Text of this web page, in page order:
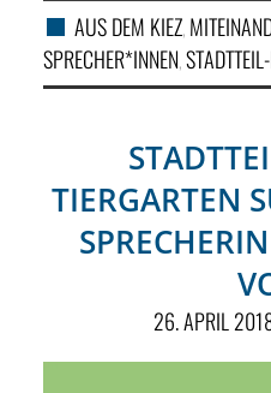
AUS DEM KIEZ,
SPRECHER*INNEN,
TIERGARTEN
26. APRIL